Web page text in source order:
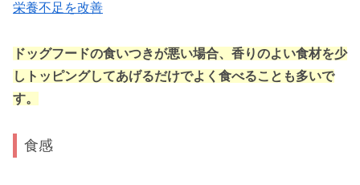
栄養不足を改善
ドッグフードの食いつきが悪い場合、香りのよい食材を少
しトッピングしてあげるだけでよく食べることも多いで
す。
食感